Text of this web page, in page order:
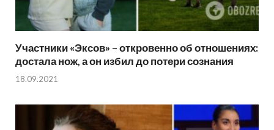
Участники «Эксов» – откровенно об отношениях:
достала нож, а он избил до потери сознания
18.09.2021